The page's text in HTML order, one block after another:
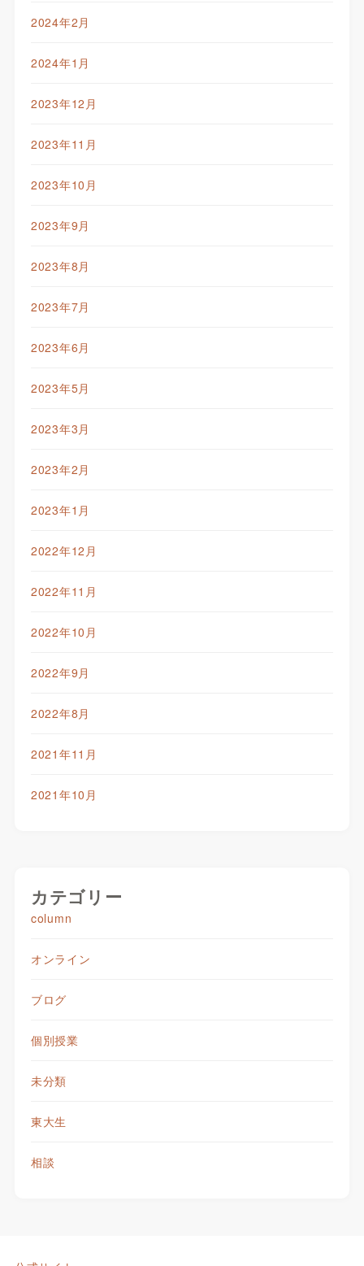
2024年2月
2024年1月
2023年12月
2023年11月
2023年10月
2023年9月
2023年8月
2023年7月
2023年6月
2023年5月
2023年3月
2023年2月
2023年1月
2022年12月
2022年11月
2022年10月
2022年9月
2022年8月
2021年11月
2021年10月
カテゴリー
column
オンライン
ブログ
個別授業
未分類
東大生
相談